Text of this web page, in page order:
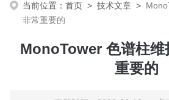
当前位置：首页 >技术文章 >
非常重要的
MonoTower 色谱柱维
重要的